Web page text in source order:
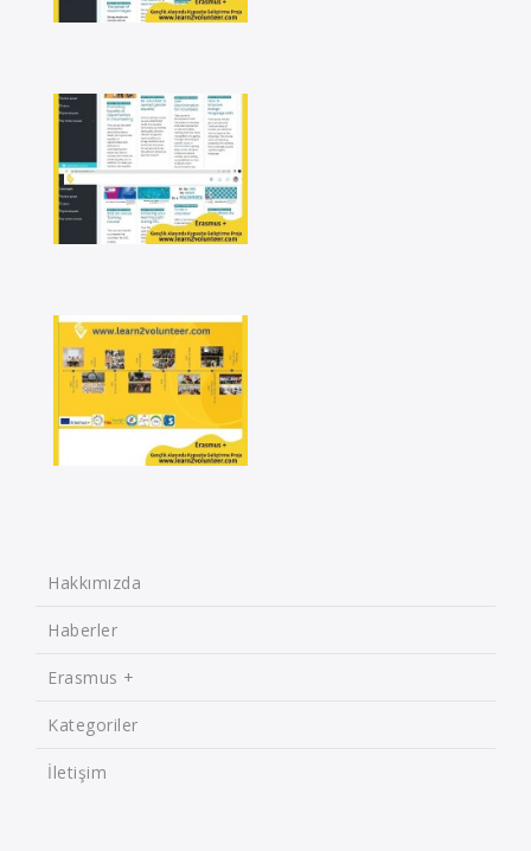
Hakkımızda
Haberler
Erasmus +
Kategoriler
İletişim